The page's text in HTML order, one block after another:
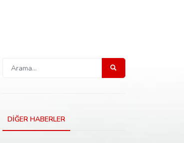
DİĞER HABERLER